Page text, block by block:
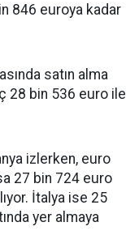
846 euroya kadar
satın alma
28 bin 536 euro ile
izlerken, euro
27 bin 724 euro
İtalya ise 25
yer almaya